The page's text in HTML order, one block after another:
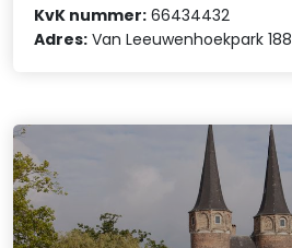
KvK nummer: 66434432
Adres: Van Leeuwenhoekpark 188